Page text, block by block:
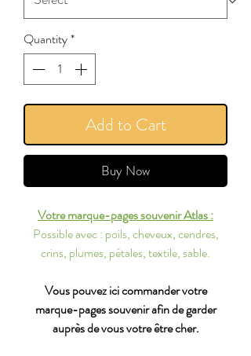
Quantity*
Add to Cart
Buy Now
Votre marque-pages souvenir Atlas :
Possible avec : poils, cheveux, cendres,
crins, plumes, pétales, textile, sable.
Vous pouvez ici commander votre
marque-pages souvenir afin de garder
auprès de vous votre être cher.